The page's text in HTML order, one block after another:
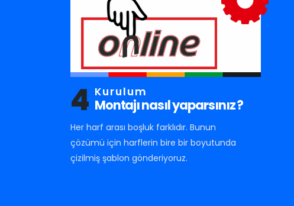
4 Kurulum
Montajı nasıl yaparsınız ?
Her harf arası boşluk farklıdır. Bunun
çözümü için harflerin bire bir boyutunda
çizilmiş şablon gönderiyoruz.